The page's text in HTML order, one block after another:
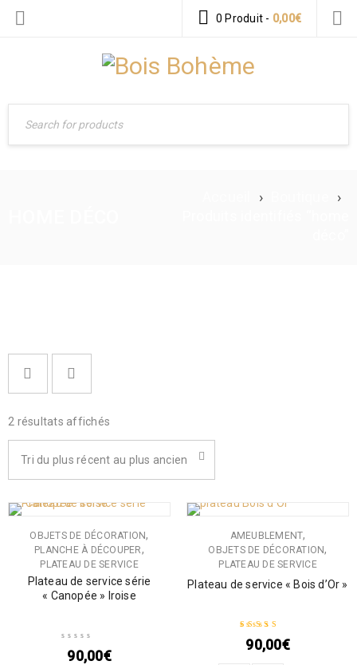
0 Produit - 0,00€
›
›
2 résultats affichés
Tri du plus récent au plus ancien
OBJETS DE DÉCORATION,
PLANCHE À DÉCOUPER,
PLATEAU DE SERVICE
Plateau de service série
« Canopée » Iroise
90,00€
AMEUBLEMENT,
OBJETS DE DÉCORATION,
PLATEAU DE SERVICE
Plateau de service « Bois d’Or »
Note5.00sur 5
90,00€